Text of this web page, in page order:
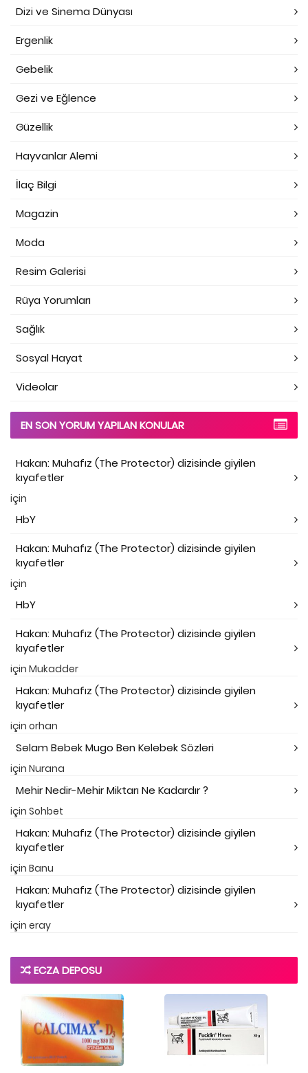
Dizi ve Sinema Dünyası
Ergenlik
Gebelik
Gezi ve Eğlence
Güzellik
Hayvanlar Alemi
İlaç Bilgi
Magazin
Moda
Resim Galerisi
Rüya Yorumları
Sağlık
Sosyal Hayat
Videolar
EN SON YORUM YAPILAN KONULAR
Hakan: Muhafız (The Protector) dizisinde giyilen
kıyafetler
için
HbY
Hakan: Muhafız (The Protector) dizisinde giyilen
kıyafetler
için
HbY
Hakan: Muhafız (The Protector) dizisinde giyilen
kıyafetler
için Mukadder
Hakan: Muhafız (The Protector) dizisinde giyilen
kıyafetler
için orhan
Selam Bebek Mugo Ben Kelebek Sözleri
için Nurana
Mehir Nedir-Mehir Miktarı Ne Kadardır ?
için Sohbet
Hakan: Muhafız (The Protector) dizisinde giyilen
kıyafetler
için Banu
Hakan: Muhafız (The Protector) dizisinde giyilen
kıyafetler
için eray
ECZA DEPOSU